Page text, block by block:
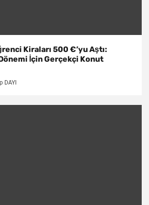
Kiraları 500 €’yu Aştı:
İçin Gerçekçi Konut
DAYI